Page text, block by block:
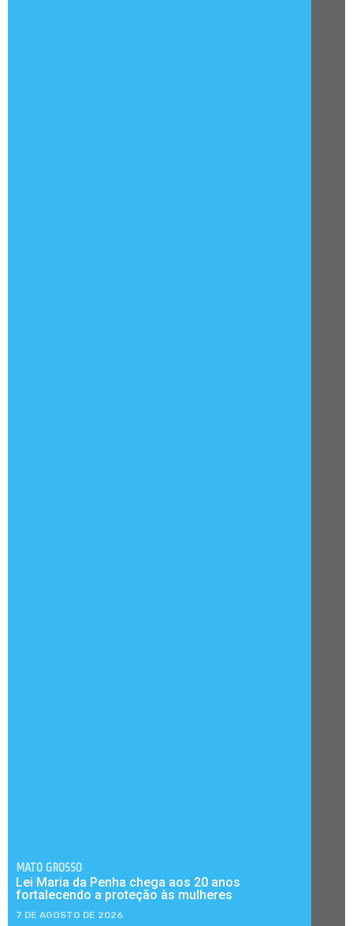
MATO GROSSO
Lei Maria da Penha chega aos 20 anos
fortalecendo a proteção às mulheres
7 DE AGOSTO DE 2026